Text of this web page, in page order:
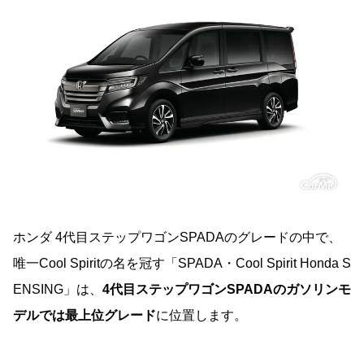
ホンダ 4代目ステップワゴンSPADAのグレードの中で、
唯一Cool Spiritの名を冠す「SPADA・Cool Spirit Honda S
ENSING」は、 4代目ステップワゴンSPADAのガソリンモ
デルでは最上位グレードに位置します。